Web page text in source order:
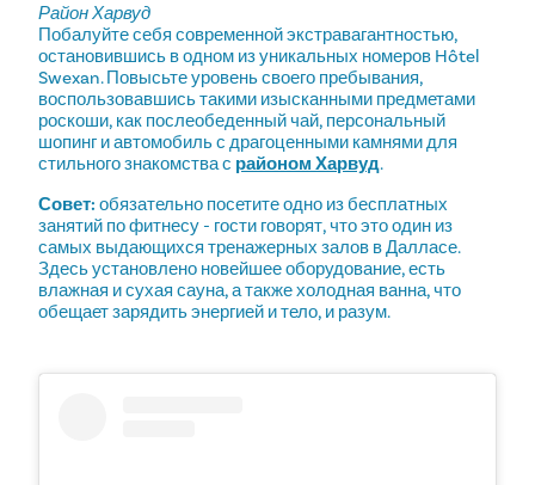
Район Харвуд
Побалуйте себя современной экстравагантностью,
остановившись в одном из уникальных номеров Hôtel
Swexan. Повысьте уровень своего пребывания,
воспользовавшись такими изысканными предметами
роскоши, как послеобеденный чай, персональный
шопинг и автомобиль с драгоценными камнями для
стильного знакомства с районом Харвуд.
Совет: обязательно посетите одно из бесплатных
занятий по фитнесу - гости говорят, что это один из
самых выдающихся тренажерных залов в Далласе.
Здесь установлено новейшее оборудование, есть
влажная и сухая сауна, а также холодная ванна, что
обещает зарядить энергией и тело, и разум.